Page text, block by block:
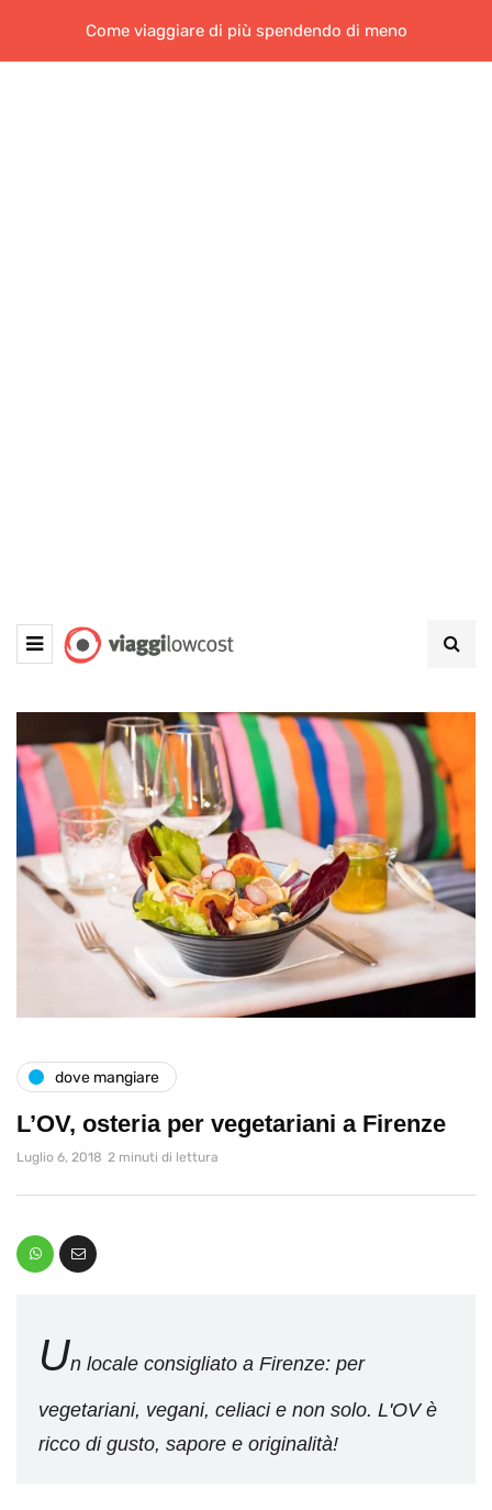
Come viaggiare di più spendendo di meno
dove mangiare
L’OV, osteria per vegetariani a Firenze
Luglio 6, 2018 2 minuti di lettura
Un locale consigliato a Firenze: per
vegetariani, vegani, celiaci e non solo. L'OV è
ricco di gusto, sapore e originalità!